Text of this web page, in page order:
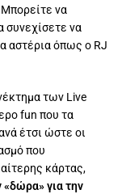
να
συνεχίσετε να
αστέρια όπως ο RJ
των Live
fun που τα
έτσι ώστε οι
που
κάρτας,
«δώρα» για την